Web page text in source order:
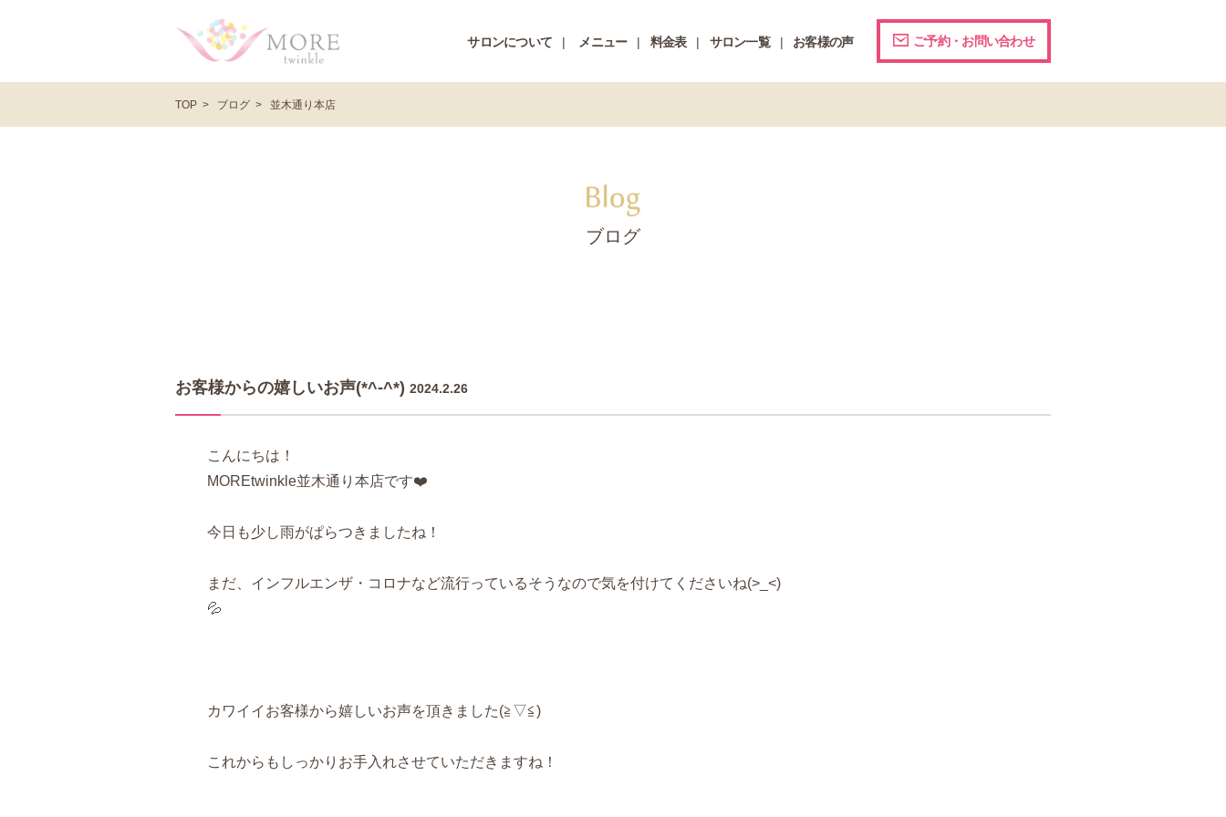
サロンについて メニュー 料金表 サロン一覧 お客様の声 ご予約・お問い合わせ
TOP ブログ 並木通り本店
ブログ
お客様からの嬉しいお声(*^-^*) 2024.2.26
こんにちは！
MOREtwinkle並木通り本店です❤️
今日も少し雨がぱらつきましたね！
まだ、インフルエンザ・コロナなど流行っているそうなので気を付けてくださいね(>_<)
💦
カワイイお客様から嬉しいお声を頂きました(≧▽≦)
これからもしっかりお手入れさせていただきますね！